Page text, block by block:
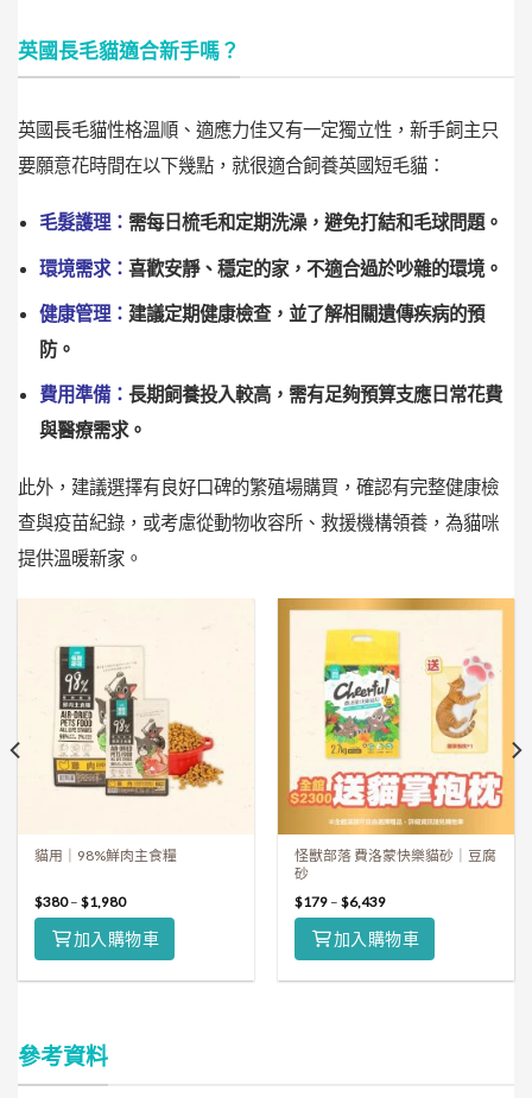
英國長毛貓適合新手嗎？
英國長毛貓性格溫順、適應力佳又有一定獨立性，新手飼主只
要願意花時間在以下幾點，就很適合飼養英國短毛貓：
毛髮護理： 需每日梳毛和定期洗澡，避免打結和毛球問題。
環境需求：喜歡安靜、穩定的家，不適合過於吵雜的環境。
健康管理： 建議定期健康檢查，並了解相關遺傳疾病的預
防。
費用準備：長期飼養投入較高，需有足夠預算支應日常花費
與醫療需求。
此外，建議選擇有良好口碑的繁殖場購買，確認有完整健康檢
查與疫苗紀錄，或考慮從動物收容所、救援機構領養，為貓咪
提供溫暖新家。
貓用｜98%鮮肉主食糧
$380–$1,980
加入購物車
怪獸部落 費洛蒙快樂貓砂｜豆腐
砂
$179 –$6,439
加入購物車
參考資料